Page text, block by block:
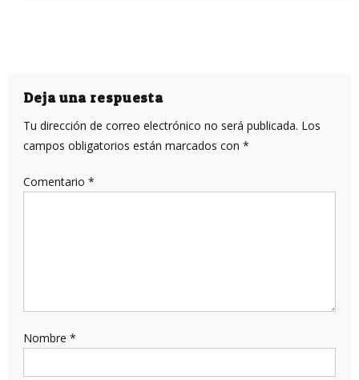
Deja una respuesta
Tu dirección de correo electrónico no será publicada. Los
campos obligatorios están marcados con *
Comentario *
Nombre *